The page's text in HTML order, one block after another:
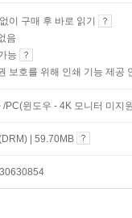
이 구매 후 바로 읽기
음
능
보호를 위해 인쇄 기능 제공
/PC(윈도우 - 4K 모니터 미지
| 59.70MB